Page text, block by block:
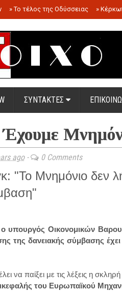
»Το τέλος της Οδύσσειας »
.
ΣΥΝΤΑΚΤΕΣ
ago- 0 Comments
"Το Μνημόνιο δεν
υπουργός Οικονομικών
της δανειακής σύμβασης
να παίξει με τις λέξεις η
του Ευρωπαϊκού